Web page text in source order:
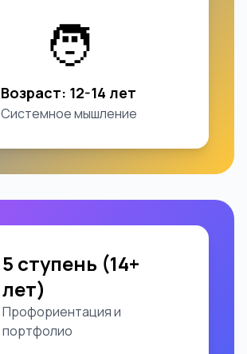
🧑
Возраст: 12-14 лет
Системное мышление
5 ступень (14+
лет)
Профориентация и
портфолио